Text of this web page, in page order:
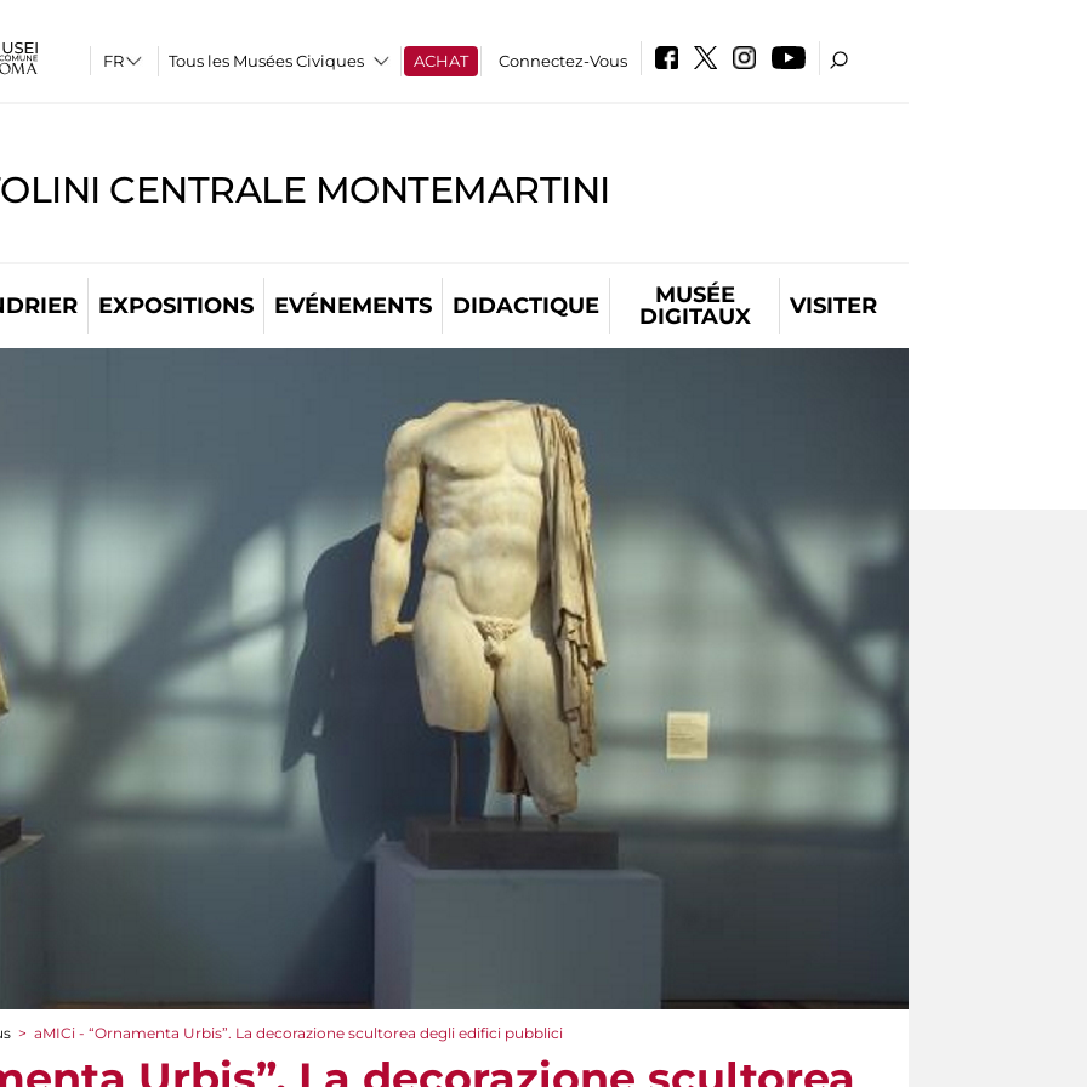
Tous les Musées Civiques ACHAT Connectez-Vous
CENTRALE MONTEMARTINI
EXPOSITIONS EVÉNEMENTS DIDACTIQUE
MUSÉE
DIGITAUX
VISITER
> aMICi - “Ornamenta Urbis”. La decorazione scultorea degli edifici pubblici